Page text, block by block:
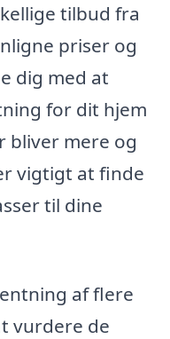
tilbud fra
priser og
dig med at
for dit hjem
bliver mere og
vigtigt at finde
til dine
af flere
vurdere de